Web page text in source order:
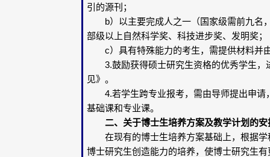
引的源刊；
b）以主要完成人之一（国家级需前九名
部级以上自然科学奖、科技进步奖、发明奖；
c）具有特殊能力的考生，需提供材料并
3.鼓励获得硕士研究生资格的优秀学生，
见》。
4.若学生跨专业报考，需由导师提出申请
基础课和专业课。
二、关于博士生培养方案及教学计划的安
在现有的博士生培养方案基础上，根据学
博士研究生创造能力的培养，使博士研究生